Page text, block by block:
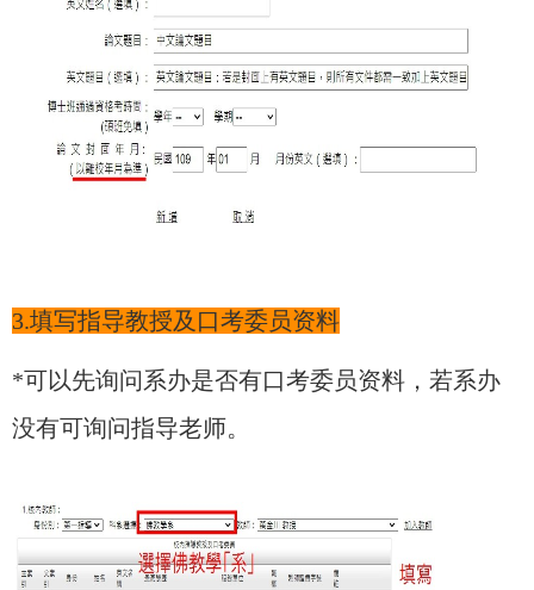
3.填写指导教授及口考委员资料
*可以先询问系办是否有口考委员资料，若系办
没有可询问指导老师。